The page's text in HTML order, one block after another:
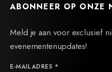
ABONNEER OP ONZE
Meld je aan voor exclusief
evenementenupdates!
E-MAILADRES *